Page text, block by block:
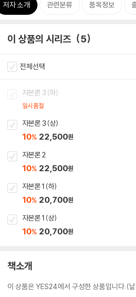
저자 소개 관련분류 품목정보
이 상품의 시리즈 5
전체선택
자본론 3 (하)
일시품절
자본론 3 (상)
10% 22,500원
자본론 2
10% 22,500원
자본론 1 (하)
10% 20,700원
자본론 1 (상)
10% 20,700원
책소개
이 상품은 YES24에서 구성한 상품입니다.(